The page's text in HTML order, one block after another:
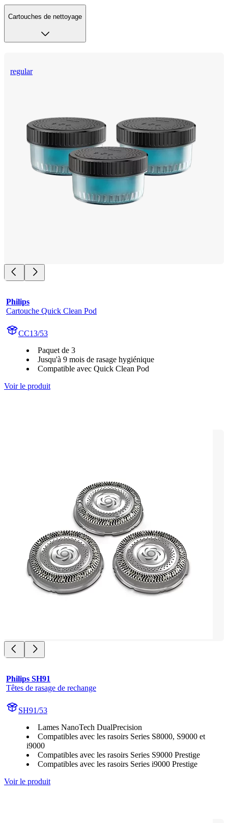
Cartouches de nettoyage
regular
Philips
Cartouche Quick Clean Pod
CC13/53
Paquet de 3
Jusqu'à 9 mois de rasage hygiénique
Compatible avec Quick Clean Pod
Voir le produit
Philips SH91
Têtes de rasage de rechange
SH91/53
Lames NanoTech DualPrecision
Compatibles avec les rasoirs Series S8000, S9000 et
i9000
Compatibles avec les rasoirs Series S9000 Prestige
Compatibles avec les rasoirs Series i9000 Prestige
Voir le produit